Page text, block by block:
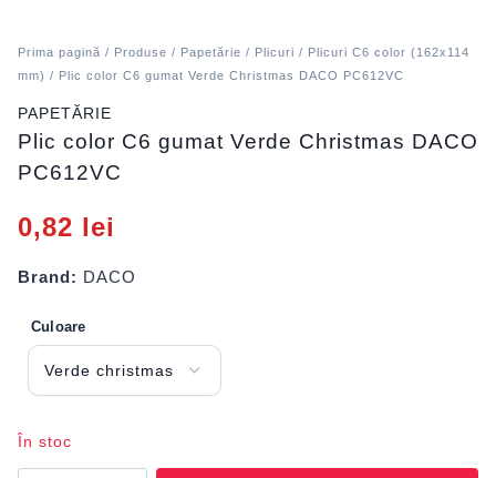
Prima pagină / Produse / Papetărie / Plicuri / Plicuri C6 color (162x114
mm) / Plic color C6 gumat Verde Christmas DACO PC612VC
PAPETĂRIE
Plic color C6 gumat Verde Christmas DACO
PC612VC
0,82 lei
Brand: DACO
Culoare
În stoc